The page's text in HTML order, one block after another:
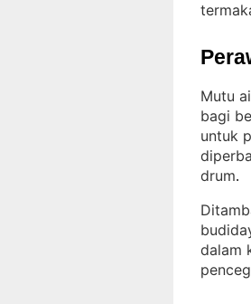
Mutu
bagi
untuk
drum.
dalam